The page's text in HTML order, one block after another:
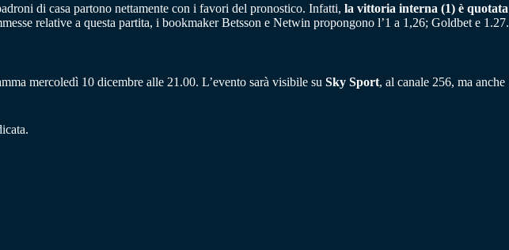
di casa partono nettamente con i favori del pronostico. Infatti, la vittoria interna (1) è quotata
relative a questa partita, i bookmaker Betsson e Netwin propongono l’1 a 1,26; Goldbet e 1.27.
mercoledì 10 dicembre alle 21.00. L’evento sarà visibile su Sky Sport, al canale 256, ma anche